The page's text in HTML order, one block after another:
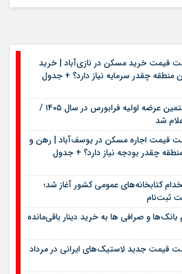
قیمت خرید مسکن در نازی‌آباد | خرید
در این منطقه چقدر سرمایه نیاز دارد؟ + جدول
هشتمین عرضه اولیه فرابورس در سال ۱۴۰۵ /
شد
قیمت اجاره مسکن در یوسف‌آباد | رهن و
منطقه چقدر بودجه نیاز دارد؟ + جدول
کتابخانه‌های عمومی کشور آغاز شد؛
ثبت‌نام
بانک‌ها و صرافی ها به خرید دینار باقی‌مانده
قیمت جدید لاستیک‌های ایرانی در مرداد